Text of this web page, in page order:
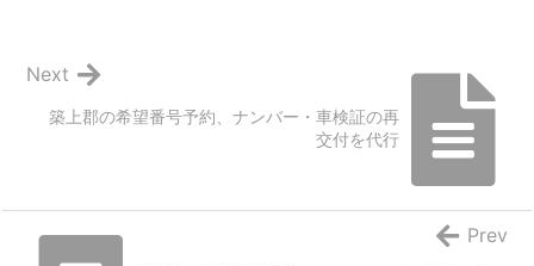
築上郡の希望番号予約、ナンバー・車検証の再
交付を代行
Next
Prev